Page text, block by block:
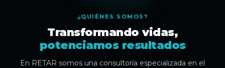
¿QUIÉNES SOMOS?
Transformando vidas,
potenciamos resultados
En RETAR somos una consultoría especializada en el